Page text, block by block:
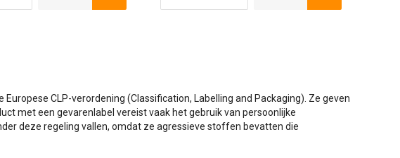
CLP-verordening (Classification, Labelling and Packaging). Ze geven
met een gevarenlabel vereist vaak het gebruik van persoonlijke
deze regeling vallen, omdat ze agressieve stoffen bevatten die